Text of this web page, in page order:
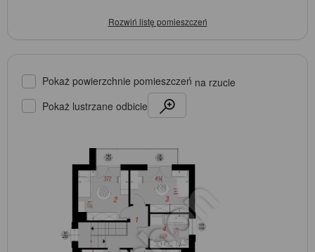
Pokaż powierzchnie pomieszczeń na rzucie
Pokaż lustrzane odbicie